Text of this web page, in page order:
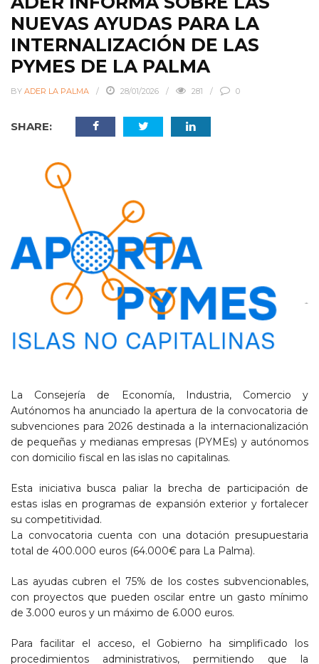
NUEVAS AYUDAS PARA LA
INTERNALIZACIÓN DE LAS
PYMES DE LA PALMA
BY ADER LA PALMA 28/01/2026 281 0
SHARE:
La Consejería de Economía, Industria, Comercio y
Autónomos ha anunciado la apertura de la convocatoria de
subvenciones para 2026 destinada a la internacionalización
de pequeñas y medianas empresas (PYMEs) y autónomos
con domicilio fiscal en las islas no capitalinas.
Esta iniciativa busca paliar la brecha de participación de
estas islas en programas de expansión exterior y fortalecer
su competitividad.
La convocatoria cuenta con una dotación presupuestaria
total de 400.000 euros (64.000€ para La Palma).
Las ayudas cubren el 75% de los costes subvencionables,
con proyectos que pueden oscilar entre un gasto mínimo
de 3.000 euros y un máximo de 6.000 euros.
Para facilitar el acceso, el Gobierno ha simplificado los
procedimientos administrativos, permitiendo que la